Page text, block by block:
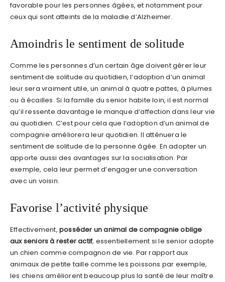
favorable pour les personnes âgées, et notamment pour
ceux qui sont atteints de la maladie d’Alzheimer.
Amoindris le sentiment de solitude
Comme les personnes d’un certain âge doivent gérer leur
sentiment de solitude au quotidien, l’adoption d’un animal
leur sera vraiment utile, un animal à quatre pattes, à plumes
ou à écailles. Si la famille du senior habite loin, il est normal
qu’il ressente davantage le manque d’affection dans leur vie
au quotidien. C’est pour cela que l’adoption d’un animal de
compagnie améliorera leur quotidien. Il atténuera le
sentiment de solitude de la personne âgée. En adopter un
apporte aussi des avantages sur la socialisation. Par
exemple, cela leur permet d’engager une conversation
avec un voisin.
Favorise l’activité physique
Effectivement, posséder un animal de compagnie oblige
aux seniors à rester actif, essentiellement si le senior adopte
un chien comme compagnon de vie. Par rapport aux
animaux de petite taille comme les poissons par exemple,
les chiens améliorent beaucoup plus la santé de leur maître.